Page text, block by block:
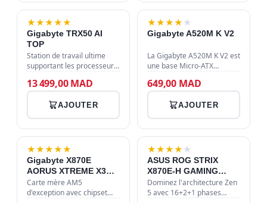
★★★★★
Gigabyte TRX50 AI
TOP
Station de travail ultime
supportant les processeurs
PRO 9000/7000WX. Profitez
de 4 slots PCIe 5.0 x16,
2048 Go de RAM DDR5 ECC
8000 M…
13 499,00 MAD
AJOUTER
★★★★ ★
Gigabyte A520M K V2
La Gigabyte A520M K V2 est
une base Micro-ATX
pour processeurs AMD
Ryzen sur socket AM4,
supportant la DDR4 et
offrant un slot NVMe PC…
649,00 MAD
AJOUTER
★★★★★
Gigabyte X870E
AORUS XTREME X3D
AI TOP
Carte mère AM5
d'exception avec chipset
★★★★ ★
ASUS ROG STRIX
X870E-H GAMING
WIFI7
Dominez l'architecture Zen
5 avec 16+2+1 phases